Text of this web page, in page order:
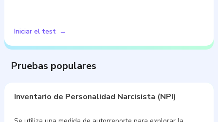
Iniciar el test
Pruebas populares
Inventario de Personalidad Narcisista (NPI)